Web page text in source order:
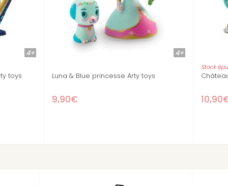
princesse Arty Toys Fédora princesse Arty Toys